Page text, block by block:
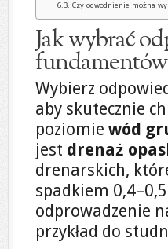
Czy odwodnienie można
Jak wybrać
Wybierz
aby skutecznie
poziomie wód
jest drenaż
drenarskich,
spadkiem
odprowadzenie
przykład do